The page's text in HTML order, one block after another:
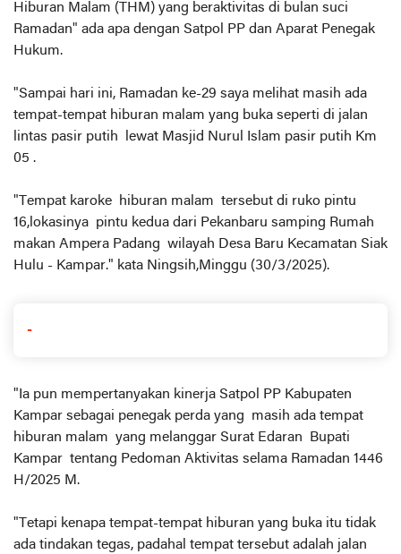
Hiburan Malam (THM) yang beraktivitas di bulan suci
Ramadan" ada apa dengan Satpol PP dan Aparat Penegak
Hukum.
"Sampai hari ini, Ramadan ke-29 saya melihat masih ada
tempat-tempat hiburan malam yang buka seperti di jalan
lintas pasir putih lewat Masjid Nurul Islam pasir putih Km
05 .
"Tempat karoke hiburan malam tersebut di ruko pintu
16,lokasinya pintu kedua dari Pekanbaru samping Rumah
makan Ampera Padang wilayah Desa Baru Kecamatan Siak
Hulu - Kampar." kata Ningsih,Minggu (30/3/2025).
-
"Ia pun mempertanyakan kinerja Satpol PP Kabupaten
Kampar sebagai penegak perda yang masih ada tempat
hiburan malam yang melanggar Surat Edaran Bupati
Kampar tentang Pedoman Aktivitas selama Ramadan 1446
H/2025 M.
"Tetapi kenapa tempat-tempat hiburan yang buka itu tidak
ada tindakan tegas, padahal tempat tersebut adalah jalan